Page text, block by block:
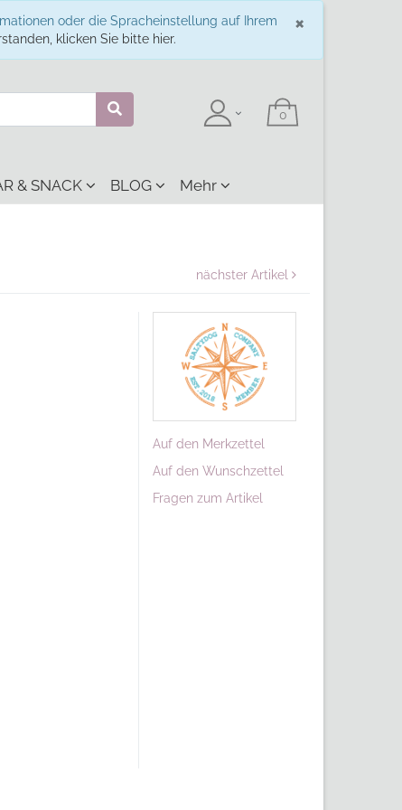
×
oder die Spracheinstellung auf Ihrem
klicken Sie bitte hier.
& SNACK BLOG Mehr
nächster Artikel
Auf den Merkzettel
Auf den Wunschzettel
Fragen zum Artikel